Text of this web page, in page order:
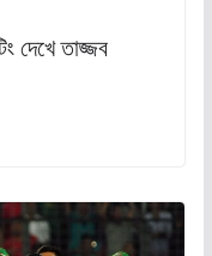
দেখে তাজ্জব